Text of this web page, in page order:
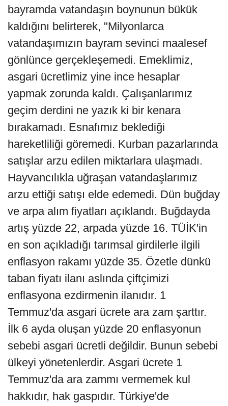
bayramda vatandaşın boynunun bükük
kaldığını belirterek, "Milyonlarca
vatandaşımızın bayram sevinci maalesef
gönlünce gerçekleşemedi. Emeklimiz,
asgari ücretlimiz yine ince hesaplar
yapmak zorunda kaldı. Çalışanlarımız
geçim derdini ne yazık ki bir kenara
bırakamadı. Esnafımız beklediği
hareketliliği göremedi. Kurban pazarlarında
satışlar arzu edilen miktarlara ulaşmadı.
Hayvancılıkla uğraşan vatandaşlarımız
arzu ettiği satışı elde edemedi. Dün buğday
ve arpa alım fiyatları açıklandı. Buğdayda
artış yüzde 22, arpada yüzde 16. TÜİK'in
en son açıkladığı tarımsal girdilerle ilgili
enflasyon rakamı yüzde 35. Özetle dünkü
taban fiyatı ilanı aslında çiftçimizi
enflasyona ezdirmenin ilanıdır. 1
Temmuz'da asgari ücrete ara zam şarttır.
İlk 6 ayda oluşan yüzde 20 enflasyonun
sebebi asgari ücretli değildir. Bunun sebebi
ülkeyi yönetenlerdir. Asgari ücrete 1
Temmuz'da ara zammı vermemek kul
hakkıdır, hak gaspıdır. Türkiye'de